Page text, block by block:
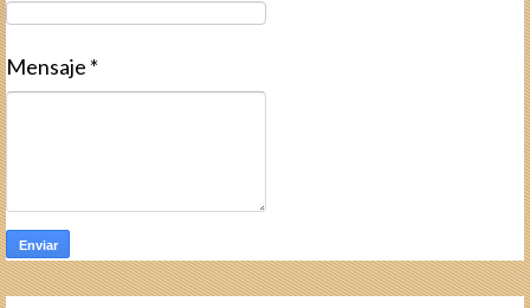
Mensaje *